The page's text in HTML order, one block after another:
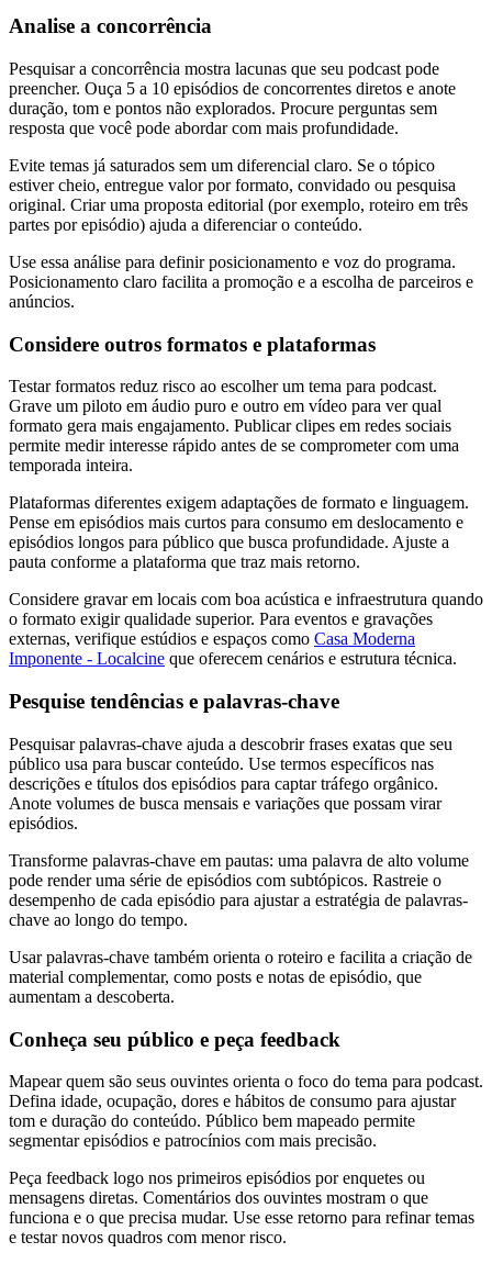
Analise a concorrência
Pesquisar a concorrência mostra lacunas que seu podcast pode
preencher. Ouça 5 a 10 episódios de concorrentes diretos e anote
duração, tom e pontos não explorados. Procure perguntas sem
resposta que você pode abordar com mais profundidade.
Evite temas já saturados sem um diferencial claro. Se o tópico
estiver cheio, entregue valor por formato, convidado ou pesquisa
original. Criar uma proposta editorial (por exemplo, roteiro em três
partes por episódio) ajuda a diferenciar o conteúdo.
Use essa análise para definir posicionamento e voz do programa.
Posicionamento claro facilita a promoção e a escolha de parceiros e
anúncios.
Considere outros formatos e plataformas
Testar formatos reduz risco ao escolher um tema para podcast.
Grave um piloto em áudio puro e outro em vídeo para ver qual
formato gera mais engajamento. Publicar clipes em redes sociais
permite medir interesse rápido antes de se comprometer com uma
temporada inteira.
Plataformas diferentes exigem adaptações de formato e linguagem.
Pense em episódios mais curtos para consumo em deslocamento e
episódios longos para público que busca profundidade. Ajuste a
pauta conforme a plataforma que traz mais retorno.
Considere gravar em locais com boa acústica e infraestrutura quando
o formato exigir qualidade superior. Para eventos e gravações
externas, verifique estúdios e espaços como Casa Moderna
Imponente - Localcine que oferecem cenários e estrutura técnica.
Pesquise tendências e palavras-chave
Pesquisar palavras-chave ajuda a descobrir frases exatas que seu
público usa para buscar conteúdo. Use termos específicos nas
descrições e títulos dos episódios para captar tráfego orgânico.
Anote volumes de busca mensais e variações que possam virar
episódios.
Transforme palavras-chave em pautas: uma palavra de alto volume
pode render uma série de episódios com subtópicos. Rastreie o
desempenho de cada episódio para ajustar a estratégia de palavras-
chave ao longo do tempo.
Usar palavras-chave também orienta o roteiro e facilita a criação de
material complementar, como posts e notas de episódio, que
aumentam a descoberta.
Conheça seu público e peça feedback
Mapear quem são seus ouvintes orienta o foco do tema para podcast.
Defina idade, ocupação, dores e hábitos de consumo para ajustar
tom e duração do conteúdo. Público bem mapeado permite
segmentar episódios e patrocínios com mais precisão.
Peça feedback logo nos primeiros episódios por enquetes ou
mensagens diretas. Comentários dos ouvintes mostram o que
funciona e o que precisa mudar. Use esse retorno para refinar temas
e testar novos quadros com menor risco.